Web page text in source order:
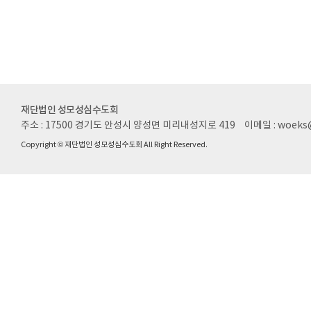
재단법인 성모성심수도회
주소 : 17500 경기도 안성시 양성면 미리내성지로 419 이메일 :
Copyright © 재단법인 성모성심수도회 All Right Reserved.